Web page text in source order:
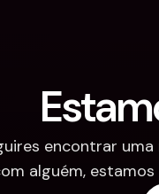
encontrar
alguém,